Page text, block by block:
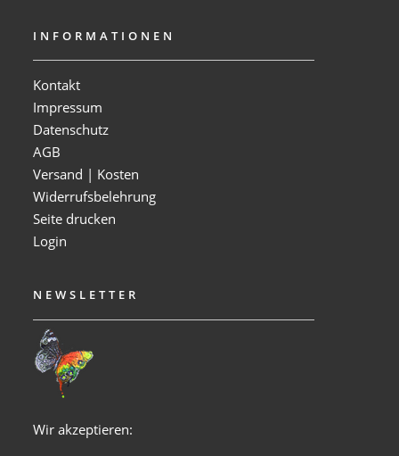
INFORMATIONEN
Kontakt
Impressum
Datenschutz
AGB
Versand | Kosten
Widerrufsbelehrung
Seite drucken
Login
NEWSLETTER
Wir akzeptieren: